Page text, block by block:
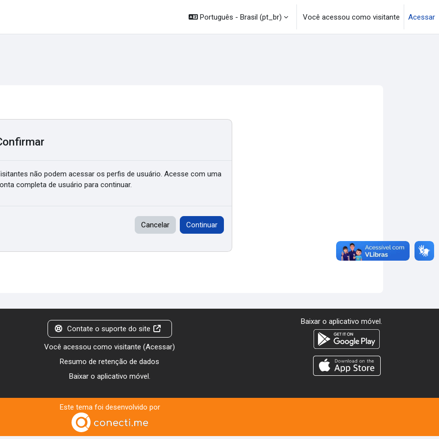
Português - Brasil ‎(pt_br)‎ Você acessou como visitante Acessar
não podem acessar os perfis de usuário. Acesse com uma
completa de usuário para continuar.
Cancelar Continuar
Contate o suporte do site
Você acessou como visitante (Acessar)
Resumo de retenção de dados
Baixar o aplicativo móvel.
Baixar o aplicativo móvel.
Este tema foi desenvolvido por